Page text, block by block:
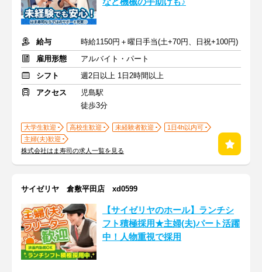
給与
時給1150円＋曜日手当(土+70円、日祝+100円)
雇用形態
アルバイト・パート
シフト
週2日以上 1日2時間以上
アクセス
児島駅
徒歩3分
大学生歓迎 高校生歓迎 未経験者歓迎
1日4h以内可
主婦(夫)歓迎
株式会社はま寿司の求人一覧を見る
サイゼリヤ 倉敷平田店 xd0599
【サイゼリヤのホール】ランチシ
フト積極採用★主婦(夫)パート活躍
中！人物重視で採用